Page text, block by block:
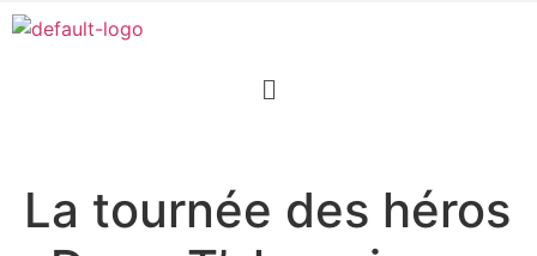
La tournée des héros